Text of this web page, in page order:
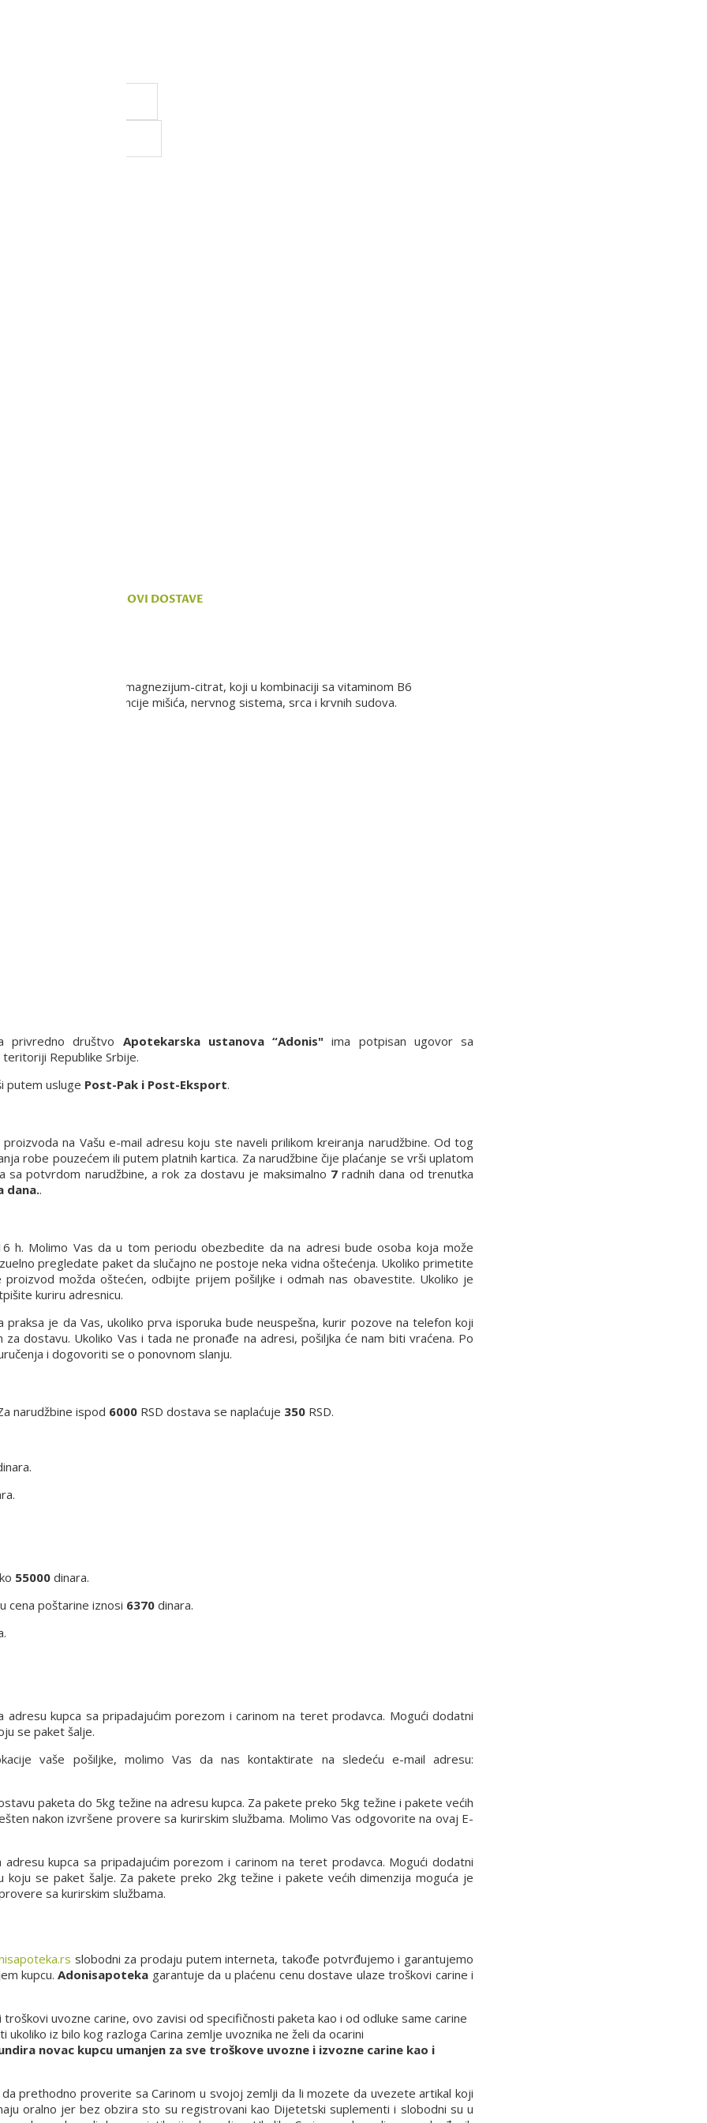
ne možemo da
su deo naše ponude,
TROŠKOVI DOSTAVE
efikasnog izvora, magnezijum-citrat, koji u kombinaciji sa vitaminom B6
normalne funcije mišića, nervnog sistema, srca i krvnih sudova.
privredno društvo Apotekarska ustanova “Adonis" ima potpisan ugovor sa
Republike Srbije.
putem usluge Post-Pak i Post-Eksport.
na Vašu e-mail adresu koju ste naveli prilikom kreiranja narudžbine. Od tog
robe pouzećem ili putem platnih kartica. Za narudžbine čije plaćanje se vrši uplatom
sa potvrdom narudžbine, a rok za dostavu je maksimalno 7radnih dana od trenutka
dana..
h. Molimo Vas da u tom periodu obezbedite da na adresi bude osoba koja može
pregledate paket da slučajno ne postoje neka vidna oštećenja. Ukoliko primetite
možda oštećen, odbijte prijem pošiljke i odmah nas obavestite. Ukoliko je
kuriru adresnicu.
praksa je da Vas, ukoliko prva isporuka bude neuspešna, kurir pozove na telefon koji
dostavu. Ukoliko Vas i tada ne pronađe na adresi, pošiljka će nam biti vraćena. Po
i dogovoriti se o ponovnom slanju.
narudžbine ispod 6000 RSD dostava se naplaćuje 350 RSD.
55000 dinara.
cena poštarine iznosi 6370 dinara.
kupca sa pripadajućim porezom i carinom na teret prodavca. Mogući dodatni
se paket šalje.
vaše pošiljke, molimo Vas da nas kontaktirate na sledeću e-mail adresu:
paketa do 5kg težine na adresu kupca. Za pakete preko 5kg težine i pakete većih
nakon izvršene provere sa kurirskim službama. Molimo Vas odgovorite na ovaj E-
kupca sa pripadajućim porezom i carinom na teret prodavca. Mogući dodatni
se paket šalje. Za pakete preko 2kg težine i pakete većih dimenzija moguća je
sa kurirskim službama.
slobodni za prodaju putem interneta, takođe potvrđujemo i garantujemo
kupcu.Adonisapoteka garantuje da u plaćenu cenu dostave ulaze troškovi carine i
uvozne carine, ovo zavisi od specifičnosti paketa kao i od odluke same carine
iz bilo kog razloga Carina zemlje uvoznika ne želi da ocarini
novac kupcu umanjen za sve troškove uvozne i izvozne carine kao i
prethodno proverite sa Carinom u svojoj zemlji da li mozete da uvezete artikal koji
oralno jer bez obzira sto su registrovani kao Dijetetski suplementi i slobodni su u